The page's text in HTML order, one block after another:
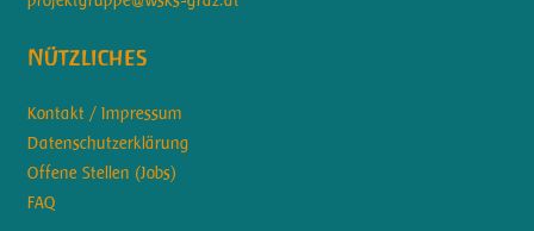
Nützliches
Kontakt / Impressum
Datenschutzerklärung
Offene Stellen (Jobs)
FAQ